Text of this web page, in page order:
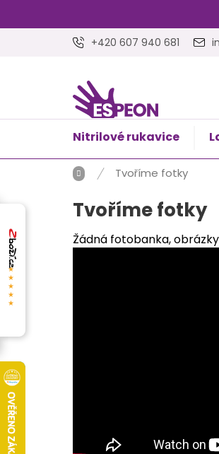
+420 607 940 681
Nitrilové rukavice
DomůTvoříme fotky
Tvoříme fotky
Žádná fotobanka,
★★★★★